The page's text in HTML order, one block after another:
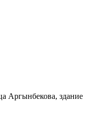
Аргынбекова, здание